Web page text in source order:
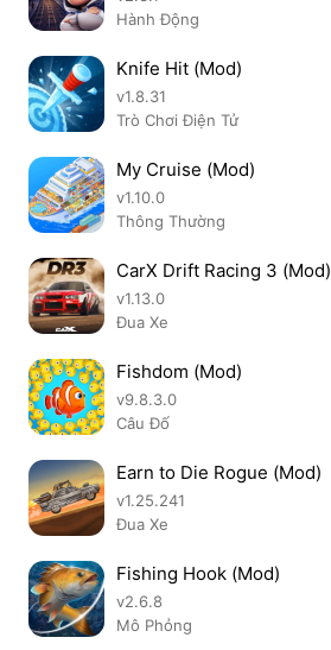
Hành Động
Knife Hit (Mod)
v1.8.31
Trò Chơi Điện Tử
My Cruise (Mod)
v1.10.0
Thông Thường
CarX Drift Racing 3 (Mod)
v1.13.0
Đua Xe
Fishdom (Mod)
v9.8.3.0
Câu Đố
Earn to Die Rogue (Mod)
v1.25.241
Đua Xe
Fishing Hook (Mod)
v2.6.8
Mô Phỏng